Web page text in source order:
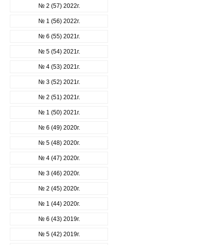
№ 2 (57) 2022г.
№ 1 (56) 2022г.
№ 6 (55) 2021г.
№ 5 (54) 2021г.
№ 4 (53) 2021г.
№ 3 (52) 2021г.
№ 2 (51) 2021г.
№ 1 (50) 2021г.
№ 6 (49) 2020г.
№ 5 (48) 2020г.
№ 4 (47) 2020г.
№ 3 (46) 2020г.
№ 2 (45) 2020г.
№ 1 (44) 2020г.
№ 6 (43) 2019г.
№ 5 (42) 2019г.